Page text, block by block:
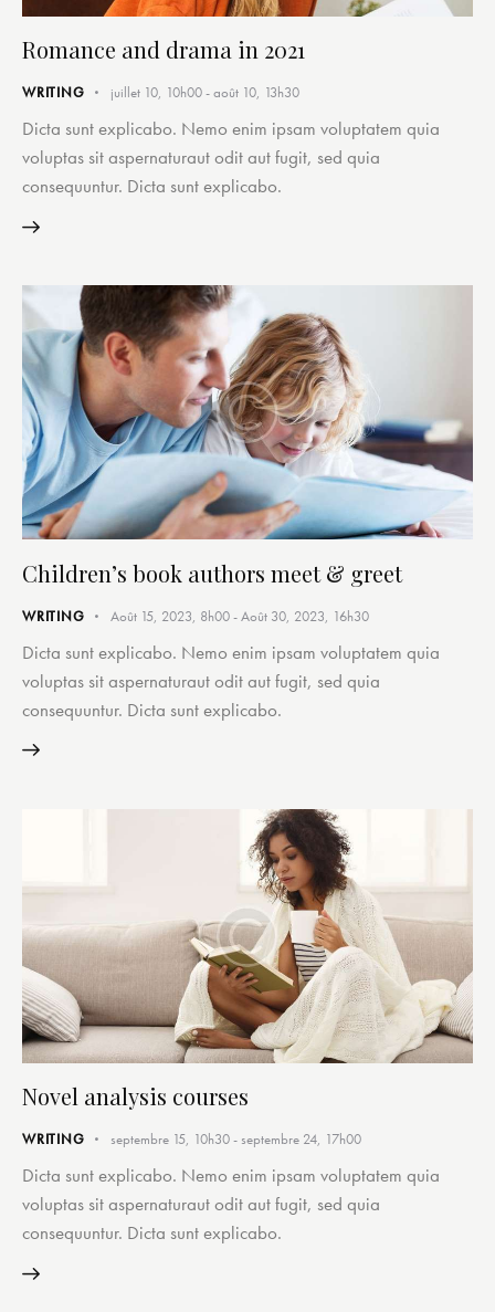
Romance and drama in 2021
WRITING juillet 10, 10h00-août 10, 13h30
Dicta sunt explicabo. Nemo enim ipsam voluptatem quia
voluptas sit aspernaturaut odit aut fugit, sed quia
consequuntur. Dicta sunt explicabo.
Children’s book authors meet & greet
WRITING Août 15, 2023, 8h00-Août 30, 2023, 16h30
Dicta sunt explicabo. Nemo enim ipsam voluptatem quia
voluptas sit aspernaturaut odit aut fugit, sed quia
consequuntur. Dicta sunt explicabo.
Novel analysis courses
WRITING septembre 15, 10h30- septembre 24, 17h00
Dicta sunt explicabo. Nemo enim ipsam voluptatem quia
voluptas sit aspernaturaut odit aut fugit, sed quia
consequuntur. Dicta sunt explicabo.